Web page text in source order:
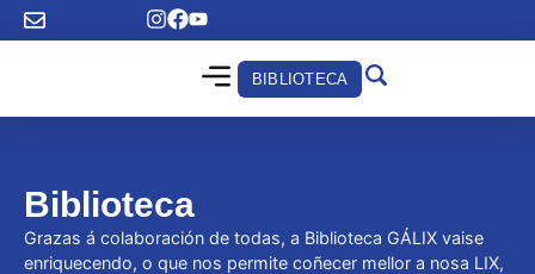
BIBLIOTECA
Biblioteca
Grazas á colaboración de todas, a Biblioteca GÁLIX vaise
enriquecendo, o que nos permite coñecer mellor a nosa LIX,